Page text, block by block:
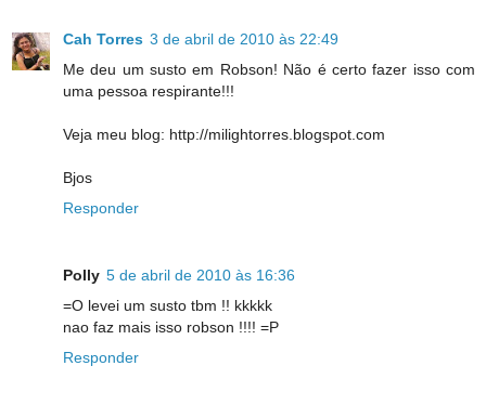
Cah Torres 3 de abril de 2010 às 22:49
Me deu um susto em Robson! Não é certo fazer isso com
uma pessoa respirante!!!
Veja meu blog: http://milightorres.blogspot.com
Bjos
Responder
Polly 5 de abril de 2010 às 16:36
=O levei um susto tbm !! kkkkk
nao faz mais isso robson !!!! =P
Responder